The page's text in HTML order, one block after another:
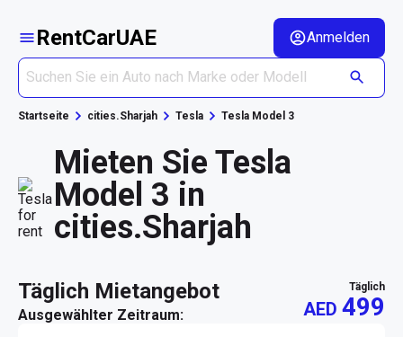
RentCarUAE Anmelden
Startseite cities.Sharjah Tesla Tesla Model 3
Mieten Sie Tesla
Model 3 in
cities.Sharjah
täglich Mietangebot
Ausgewählter Zeitraum:
täglich
AED 499